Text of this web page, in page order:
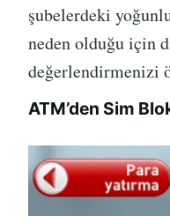
şubelerdeki
neden olduğu için
değerlendirmenizi
ATM’den Sim